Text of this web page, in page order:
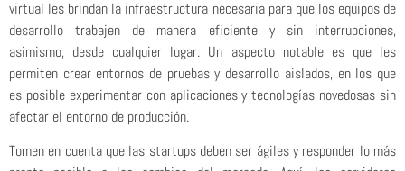
virtual les brindan la infraestructura necesaria para que los equipos de
desarrollo trabajen de manera eficiente y sin interrupciones,
asimismo, desde cualquier lugar. Un aspecto notable es que les
permiten crear entornos de pruebas y desarrollo aislados, en los que
es posible experimentar con aplicaciones y tecnologías novedosas sin
afectar el entorno de producción.
Tomen en cuenta que las startups deben ser ágiles y responder lo más